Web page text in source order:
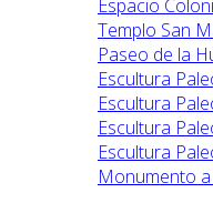
Espacio
Templo San
Paseo de la
Escultura
Escultura
Escultura
Escultura
Monumento